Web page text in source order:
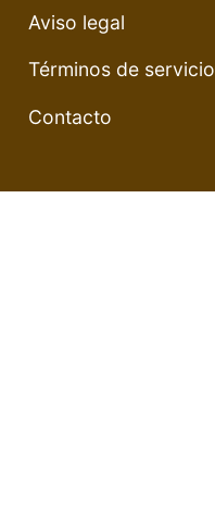
Aviso legal
Términos de servicio
Contacto